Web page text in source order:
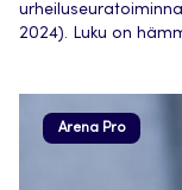
2024). Luku on
Arena Pro